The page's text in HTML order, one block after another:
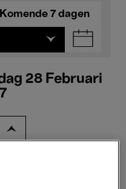
Komende 7 dagen
28 Februari